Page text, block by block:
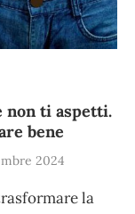
non ti aspetti.
bene
2024
la